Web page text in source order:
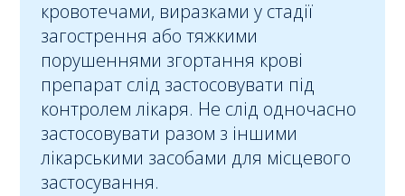
кровотечами, виразками у стадії
загострення або тяжкими
порушеннями згортання крові
препарат слід застосовувати під
контролем лікаря. Не слід одночасно
застосовувати разом з іншими
лікарськими засобами для місцевого
застосування.